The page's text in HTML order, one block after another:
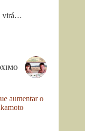
virá…
aumentar o